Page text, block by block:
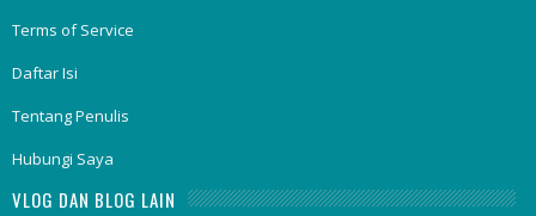
Terms of Service
Daftar Isi
Tentang Penulis
Hubungi Saya
VLOG DAN BLOG LAIN